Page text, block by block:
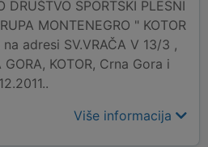
DRUŠTVO SPORTSKI PLESNI
MONTENEGRO " KOTOR
adresi SV.VRAČA V 13/3 ,
GORA, KOTOR, Crna Gora i
Više informacija